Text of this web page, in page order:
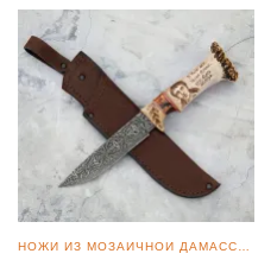
НОЖИ ИЗ МОЗАИЧНОЙ ДАМАССКОЙ СТАЛИ